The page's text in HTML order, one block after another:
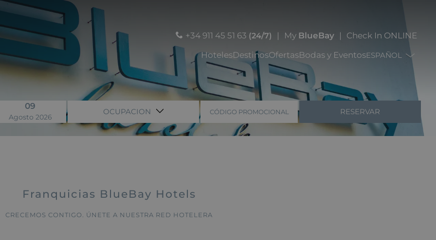
+34 911 45 51 63 (24/7) My BlueBay
Check In ONLINE
HotelesDestinosOfertasBodas y EventosESPAÑOL
09
Agosto 2026
OCUPACION CÓDIGO PROMOCIONAL RESERVAR
Franquicias BlueBay Hotels
CRECEMOS CONTIGO. ÚNETE A NUESTRA RED HOTELERA